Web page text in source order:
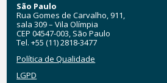
São Paulo
Rua Gomes de Carvalho, 911,
sala 309 – Vila Olímpia
CEP 04547-003, São Paulo
Tel. +55 (11) 2818-3477
Política de Qualidade
LGPD